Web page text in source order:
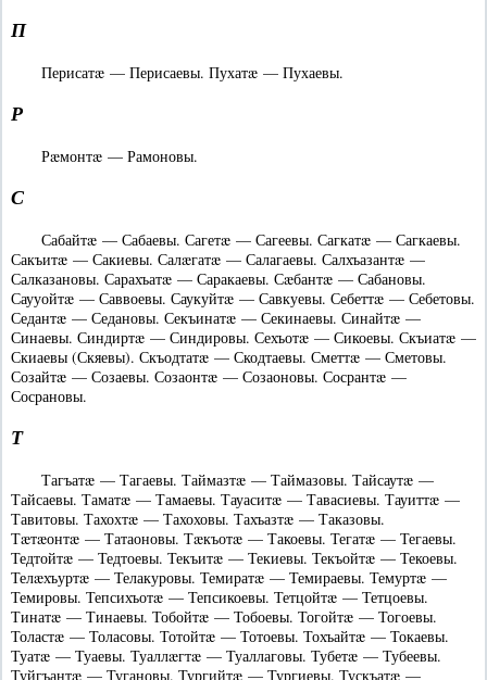
П
Перисатæ — Перисаевы. Пухатæ — Пухаевы.
Р
Рæмонтæ — Рамоновы.
С
Сабайтæ — Сабаевы. Сагетæ — Сагеевы. Сагкатæ — Сагкаевы.
Сакъитæ — Сакиевы. Салæгатæ — Салагаевы. Салхъазантæ —
Салказановы. Сарахъатæ — Саракаевы. Сæбантæ — Сабановы.
Саууойтæ — Саввоевы. Саукуйтæ — Савкуевы. Себеттæ — Себетовы.
Седантæ — Седановы. Секъинатæ — Секинаевы. Синайтæ —
Синаевы. Синдиртæ — Синдировы. Сехъотæ — Сикоевы. Скъиатæ —
Скиаевы (Скяевы). Скъодтатæ — Скодтаевы. Сметтæ — Сметовы.
Созайтæ — Созаевы. Созаонтæ — Созаоновы. Сосрантæ —
Сосрановы.
Т
Тагъатæ — Тагаевы. Таймазтæ — Таймазовы. Тайсаутæ —
Тайсаевы. Таматæ — Тамаевы. Тауаситæ — Тавасиевы. Тауиттæ —
Тавитовы. Тахохтæ — Тахоховы. Тахъазтæ — Таказовы.
Тæтæонтæ — Татаоновы. Тæкъотæ — Такоевы. Тегатæ — Тегаевы.
Тедтойтæ — Тедтоевы. Текъитæ — Текиевы. Текъойтæ — Текоевы.
Телæхъуртæ — Телакуровы. Темиратæ — Темираевы. Темуртæ —
Темировы. Тепсихъотæ — Тепсикоевы. Тетцойтæ — Тетцоевы.
Тинатæ — Тинаевы. Тобойтæ — Тобоевы. Тогойтæ — Тогоевы.
Толастæ — Толасовы. Тотойтæ — Тотоевы. Тохъайтæ — Токаевы.
Туатæ — Туаевы. Туаллæгтæ — Туаллаговы. Тубетæ — Тубеевы.
Туйгъантæ — Тугановы. Тургийтæ — Тургиевы. Тускъатæ —